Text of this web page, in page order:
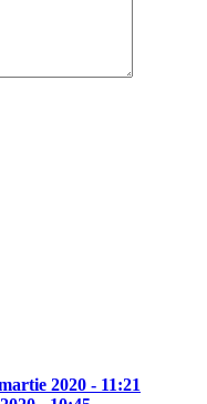
2020 - 11:21